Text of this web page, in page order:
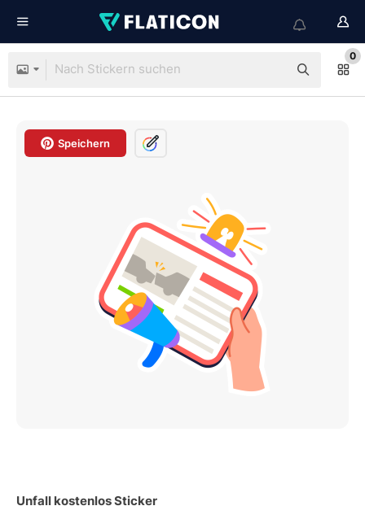
0
Speichern
Unfall kostenlos Sticker